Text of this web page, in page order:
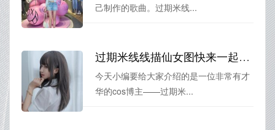
己制作的歌曲。过期米线...
过期米线线描仙女图快来一起膜拜这张美图!
今天小编要给大家介绍的是一位非常有才
华的cos博主——过期米...